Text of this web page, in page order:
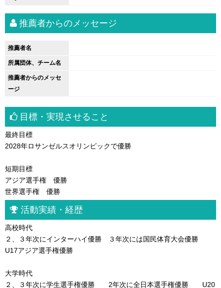
推薦者からのメッセージ
推薦者名
所属団体、チーム名
推薦者からのメッセ
ージ
目標・実現させること
最終目標
2028年ロサンゼルスオリンピックで優勝
短期目標
アジア選手権 優勝
世界選手権 優勝
活動実績・経歴
高校時代
２、３年次にインターハイ優勝 ３年次には国民体育大会優勝
U17アジア選手権優勝
大学時代
２、３年次に学生選手権優勝 2年次に全日本選手権優勝 U20